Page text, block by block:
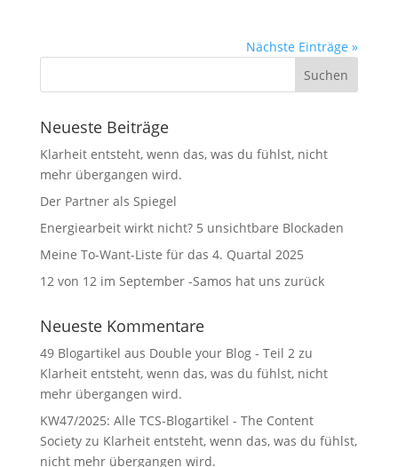
Nächste Einträge »
Neueste Beiträge
Klarheit entsteht, wenn das, was du fühlst, nicht
mehr übergangen wird.
Der Partner als Spiegel
Energiearbeit wirkt nicht? 5 unsichtbare Blockaden
Meine To-Want-Liste für das 4. Quartal 2025
12 von 12 im September -Samos hat uns zurück
Neueste Kommentare
49 Blogartikel aus Double your Blog - Teil 2zu
Klarheit entsteht, wenn das, was du fühlst, nicht
mehr übergangen wird.
KW47/2025: Alle TCS-Blogartikel - The Content
Societyzu Klarheit entsteht, wenn das, was du fühlst,
nicht mehr übergangen wird.